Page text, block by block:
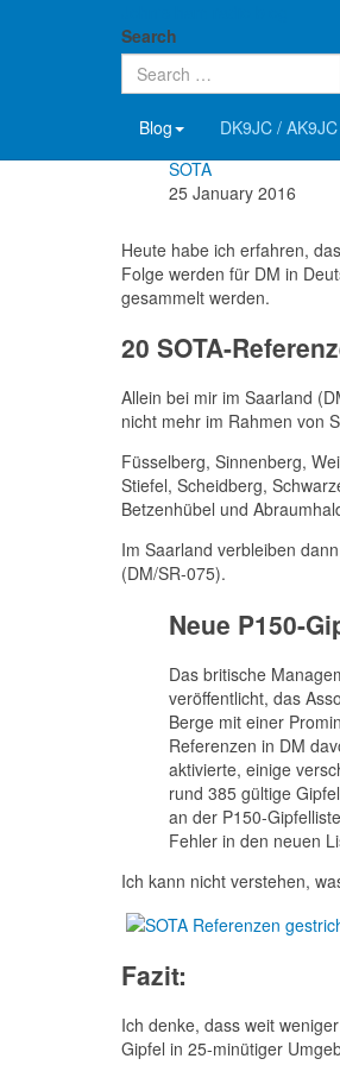
Search
Blog DK9JC / AK9JC
SOTA: Ab
Details
John, DK9JC & AK9JC
SOTA
25 January 2016
Heute habe ich erfahren,
Folge werden für DM in
gesammelt werden.
20 SOTA-
Allein bei mir im Saarland
nicht mehr im Rahmen von
Füsselberg, Sinnenberg,
Stiefel, Scheidberg,
Betzenhübel und
Im Saarland verbleiben
(DM/SR-075).
Neue P150-
Das britische
veröffentlicht, das
Berge mit einer
Referenzen in DM
aktivierte, einige
rund 385 gültige
an der P150-
Fehler in den neuen
Ich kann nicht verstehen,
Fazit:
Ich denke, dass weit
Gipfel in 25-minütiger